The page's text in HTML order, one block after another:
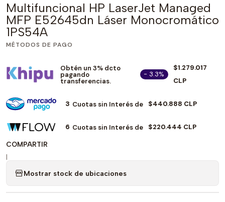
Multifuncional HP LaserJet Managed
MFP E52645dn Láser Monocromático
1PS54A
MÉTODOS DE PAGO
Obtén un 3% dcto
pagando
transferencias.
- 3.3%
$1.279.017
CLP
3 Cuotas sin Interés de $440.888 CLP
6 Cuotas sin Interés de $220.444 CLP
COMPARTIR
|
Mostrar stock de ubicaciones